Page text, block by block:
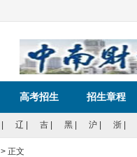
高考招生 招生章程
辽 吉| 黑| 沪| 浙|
> 正文